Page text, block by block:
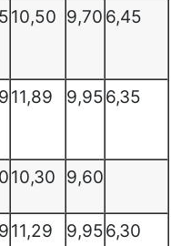
10,50 9,70 6,45
11,89 9,956,35
10,30 9,60
11,29 9,956,30